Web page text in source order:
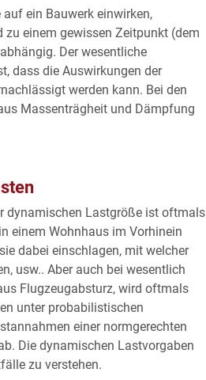
ein Bauwerk einwirken,
einem gewissen Zeitpunkt (dem
Der wesentliche
dass die Auswirkungen der
werden kann. Bei den
Massenträgheit und Dämpfung
dynamischen Lastgröße ist oftmals
einem Wohnhaus im Vorhinein
dabei einschlagen, mit welcher
usw.. Aber auch bei wesentlich
Flugzeugabsturz, wird oftmals
unter probabilistischen
einer normgerechten
Die dynamischen Lastvorgaben
zu verstehen.